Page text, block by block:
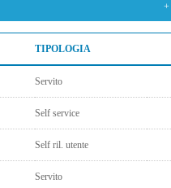
+
TIPOLOGIA
Servito
Self service
Self ril. utente
Servito